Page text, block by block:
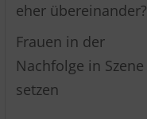
eher übereinander?
Frauen in der
Nachfolge in Szene
setzen